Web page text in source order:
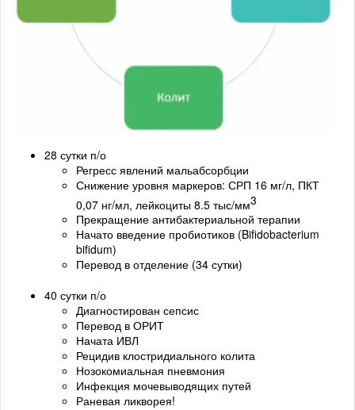
28 сутки п/о
Регресс явлений мальабсорбции
Снижение уровня маркеров: СРП 16 мг/л, ПКТ
0,07 нг/мл, лейкоциты 8.5 тыс/мм3
Прекращение антибактериальной терапии
Начато введение пробиотиков (Bifidobacterium
bifidum)
Перевод в отделение (34 сутки)
40 сутки п/о
Диагностирован сепсис
Перевод в ОРИТ
Начата ИВЛ
Рецидив клостридиального колита
Нозокомиальная пневмония
Инфекция мочевыводящих путей
Раневая ликворея!